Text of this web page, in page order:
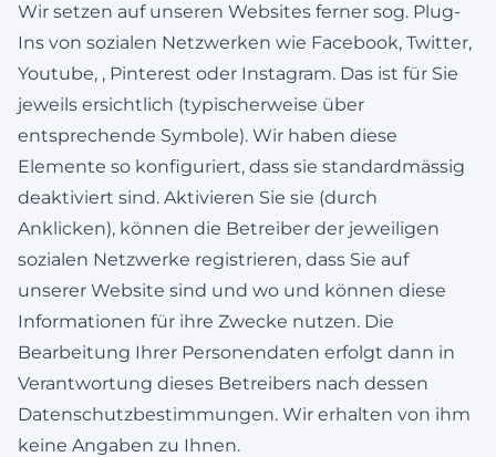
Wir setzen auf unseren Websites ferner sog. Plug-
Ins von sozialen Netzwerken wie Facebook, Twitter,
Youtube, , Pinterest oder Instagram. Das ist für Sie
jeweils ersichtlich (typischerweise über
entsprechende Symbole). Wir haben diese
Elemente so konfiguriert, dass sie standardmässig
deaktiviert sind. Aktivieren Sie sie (durch
Anklicken), können die Betreiber der jeweiligen
sozialen Netzwerke registrieren, dass Sie auf
unserer Website sind und wo und können diese
Informationen für ihre Zwecke nutzen. Die
Bearbeitung Ihrer Personendaten erfolgt dann in
Verantwortung dieses Betreibers nach dessen
Datenschutzbestimmungen. Wir erhalten von ihm
keine Angaben zu Ihnen.